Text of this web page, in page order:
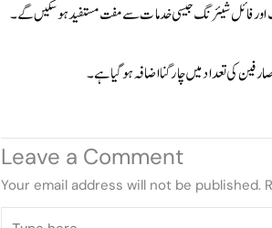
اور فائل شیئرنگ جیسی خدمات سے مفت مستفید ہو سکیں گے۔
کی تعداد میں چار گنا اضافہ ہو گیا ہے۔
Leave a Comment
Your email address will not be published.